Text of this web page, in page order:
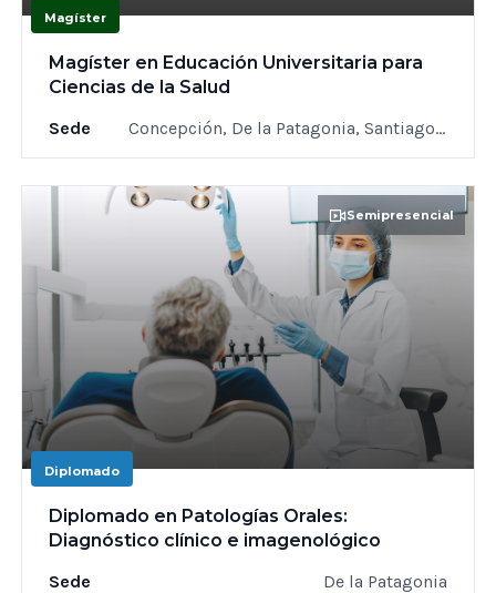
Magíster
Magíster en Educación Universitaria para
Ciencias de la Salud
Sede
Concepción, De la Patagonia, Santiago, Valdivia
Semipresencial
Diplomado
Diplomado en Patologías Orales:
Diagnóstico clínico e imagenológico
Sede
De la Patagonia